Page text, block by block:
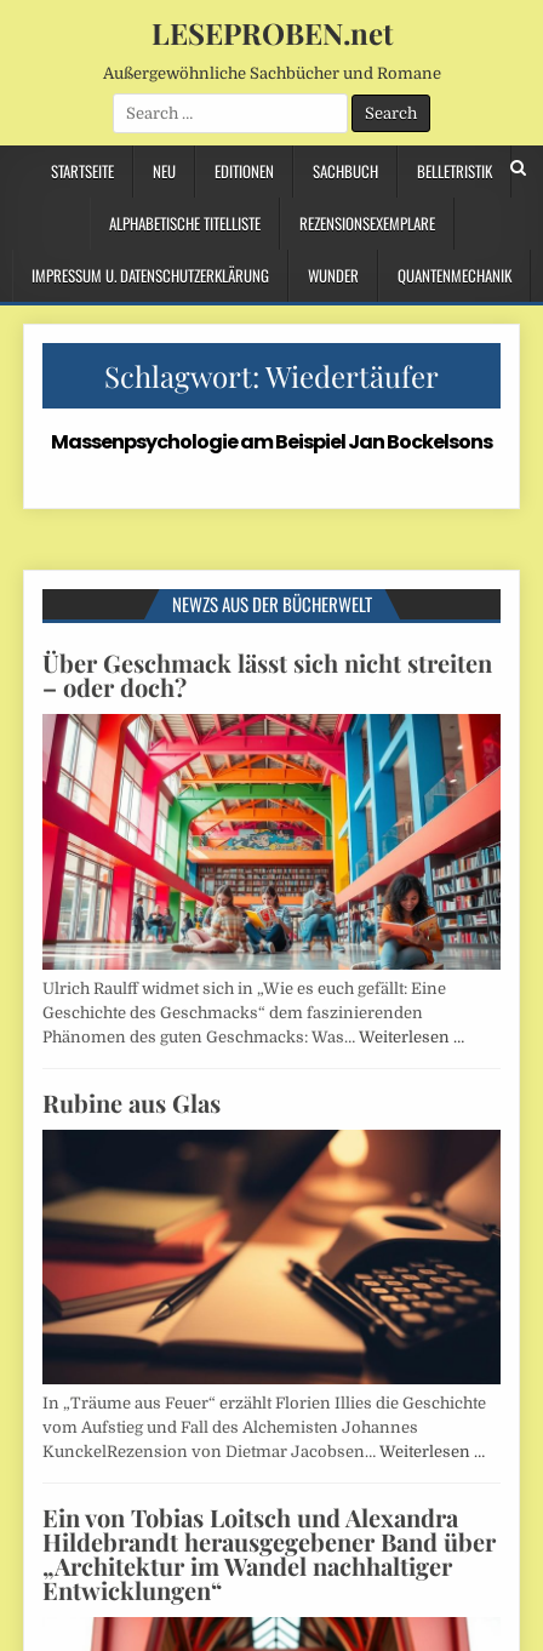
LESEPROBEN.net
Außergewöhnliche Sachbücher und Romane
Search
for:
STARTSEITE NEU EDITIONEN SACHBUCH BELLETRISTIK
ALPHABETISCHE TITELLISTE REZENSIONSEXEMPLARE
IMPRESSUM U. DATENSCHUTZERKLÄRUNG WUNDER QUANTENMECHANIK
Schlagwort:Wiedertäufer
Massenpsychologie am Beispiel Jan Bockelsons
NEWZS AUS DER BÜCHERWELT
Über Geschmack lässt sich nicht streiten
– oder doch?
Ulrich Raulff widmet sich in „Wie es euch gefällt: Eine
Geschichte des Geschmacks“ dem faszinierenden
Phänomen des guten Geschmacks: Was…Weiterlesen …
Rubine aus Glas
In „Träume aus Feuer“ erzählt Florien Illies die Geschichte
vom Aufstieg und Fall des Alchemisten Johannes
KunckelRezension von Dietmar Jacobsen…Weiterlesen …
Ein von Tobias Loitsch und Alexandra
Hildebrandt herausgegebener Band über
„Architektur im Wandel nachhaltiger
Entwicklungen“